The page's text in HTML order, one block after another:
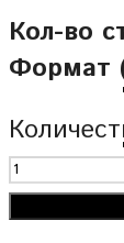
Кол-во
Формат